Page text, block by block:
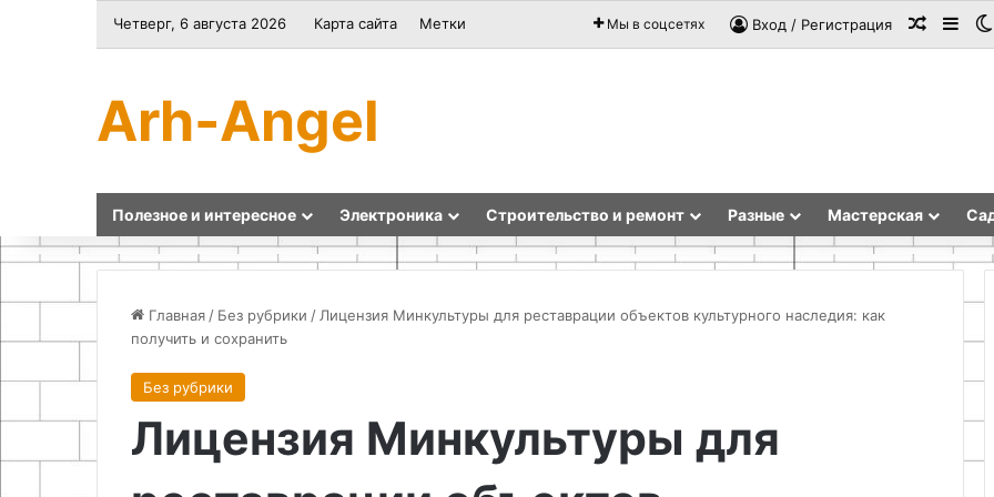
Четверг, 6 августа 2026 Карта сайта Метки Мы в соцсетях Вход / Регистрация
Arh-Angel
Полезное и интересное Электроника Строительство и ремонт Разные Мастерская
Главная / Без рубрики / Лицензия Минкультуры для реставрации объектов культурного наследия: как
получить и сохранить
Без рубрики
Лицензия Минкультуры для
для
настройки
механизм
роста